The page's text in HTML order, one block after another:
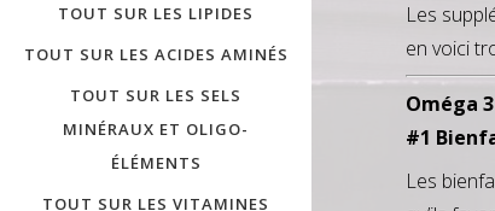
TOUT SUR LES LIPIDES
TOUT SUR LES ACIDES AMINÉS
TOUT SUR LES SELS
MINÉRAUX ET OLIGO-
ÉLÉMENTS
TOUT SUR LES VITAMINES
Les
en voici
Oméga
#1
Les